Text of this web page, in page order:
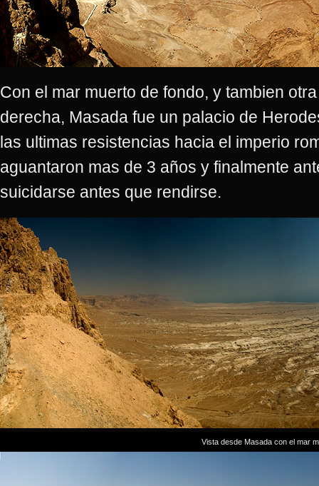
Con el mar muerto de fondo, y tambien
derecha, Masada fue un palacio de
las ultimas resistencias hacia el imperio
aguantaron mas de 3 años y finalmente
suicidarse antes que rendirse.
Vista desde Masada con el mar